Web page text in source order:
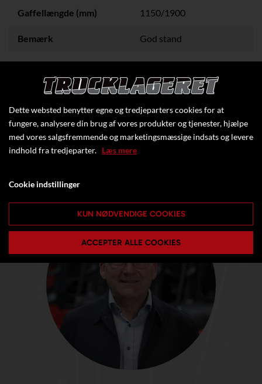
Gaffellængde (mm) 1150/1900
Bemærk God stand
Stand Brugt
Dette websted benytter egne og tredjeparters cookies for at
fungere, analysere din brug af vores produkter og tjenester, hjælpe
med vores salgsfremmende og marketingsmæssige indsats og levere
indhold fra tredjeparter. Læs mere
Cookie indstillinger
KUN NØDVENDIGE COOKIES
ACCEPTER ALLE COOKIES